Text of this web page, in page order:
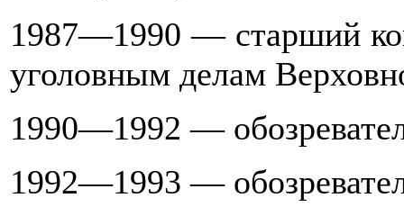
1987—1990 — старший
уголовным делам
1990—1992 —
1992—1993 —